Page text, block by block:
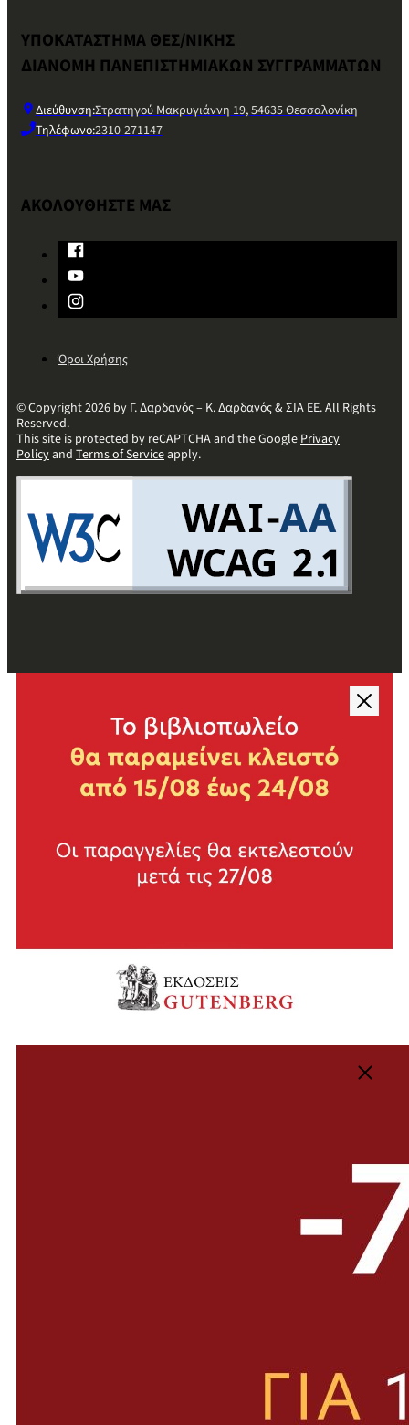
ΥΠΟΚΑΤΑΣΤΗΜΑ ΘΕΣ/ΝΙΚΗΣ
ΔΙΑΝΟΜΗ ΠΑΝΕΠΙΣΤΗΜΙΑΚΩΝ ΣΥΓΓΡΑΜΜΑΤΩΝ
Διεύθυνση:Στρατηγού Μακρυγιάννη 19, 54635 Θεσσαλονίκη
Τηλέφωνο:2310-271147
ΑΚΟΛΟΥΘΗΣΤΕ ΜΑΣ
Όροι Χρήσης
© Copyright 2026 by Γ. Δαρδανός – Κ. Δαρδανός & ΣΙΑ ΕΕ. All Rights
Reserved.
This site is protected by reCAPTCHA and the GooglePrivacy
Policyand Terms of Serviceapply.